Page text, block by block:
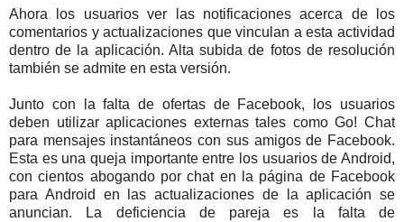
Ahora los usuarios ver las notificaciones acerca de los
comentarios y actualizaciones que vinculan a esta actividad
dentro de la aplicación. Alta subida de fotos de resolución
también se admite en esta versión.
Junto con la falta de ofertas de Facebook, los usuarios
deben utilizar aplicaciones externas tales como Go! Chat
para mensajes instantáneos con sus amigos de Facebook.
Esta es una queja importante entre los usuarios de Android,
con cientos abogando por chat en la página de Facebook
para Android en las actualizaciones de la aplicación se
anuncian. La deficiencia de pareja es la falta de